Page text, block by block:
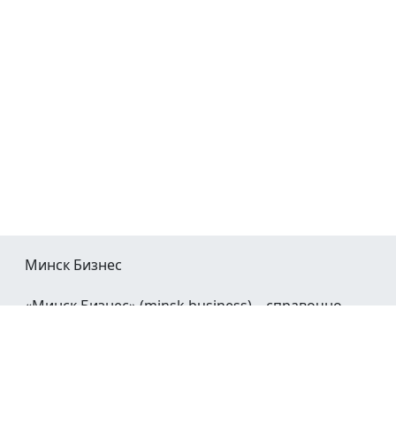
Минск Бизнес
«Минск Бизнес» (minsk.business) – справочно-